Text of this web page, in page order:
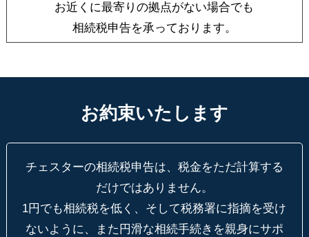
お近くに最寄りの拠点がない場合でも
相続税申告を承っております。
お約束いたします
チェスターの相続税申告は、税金をただ計算する
だけではありません。
1円でも相続税を低く、そして税務署に指摘を受け
ないように、
また円滑な相続手続きを親身にサポ